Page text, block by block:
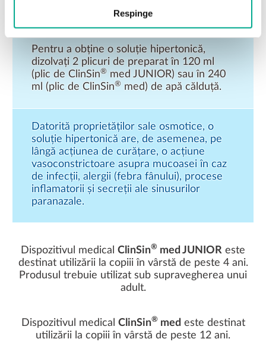
Respinge
Pentru a obține o soluție hipertonică,
dizolvați 2 plicuri de preparat în 120 ml
(plic de ClinSin® med JUNIOR) sau în 240
ml (plic de ClinSin® med) de apă călduță.
Datorită proprietăților sale osmotice, o
soluție hipertonică are, de asemenea, pe
lângă acțiunea de curățare, o acțiune
vasoconstrictoare asupra mucoasei în caz
de infecții, alergii (febra fânului), procese
inflamatorii și secreții ale sinusurilor
paranazale.
Dispozitivul medical ClinSin® med JUNIOR este
destinat utilizării la copiii în vârstă de peste 4 ani.
Produsul trebuie utilizat sub supravegherea unui
adult.
Dispozitivul medical ClinSin® med este destinat
utilizării la copiii în vârstă de peste 12 ani.